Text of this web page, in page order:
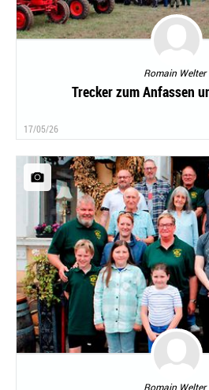
Romain Welter
Trecker zum Anfassen
17/05/26
Romain Welter